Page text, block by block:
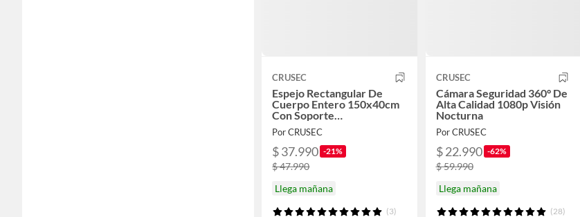
CRUSEC
Espejo Rectangular De
Cuerpo Entero 150x40cm
Con Soporte…
Por CRUSEC
$ 37.990 -21%
$ 47.990
Llega mañana
(3)
CRUSEC
Cámara Seguridad 360° De
Alta Calidad 1080p Visión
Nocturna
Por CRUSEC
$ 22.990 -62%
$ 59.990
Llega mañana
(28)